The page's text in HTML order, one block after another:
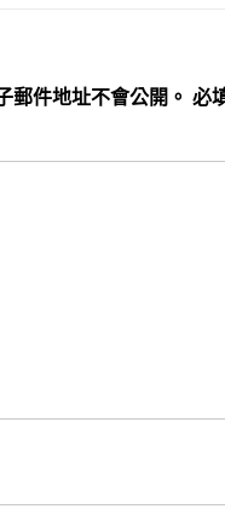
郵件地址不會公開。 必